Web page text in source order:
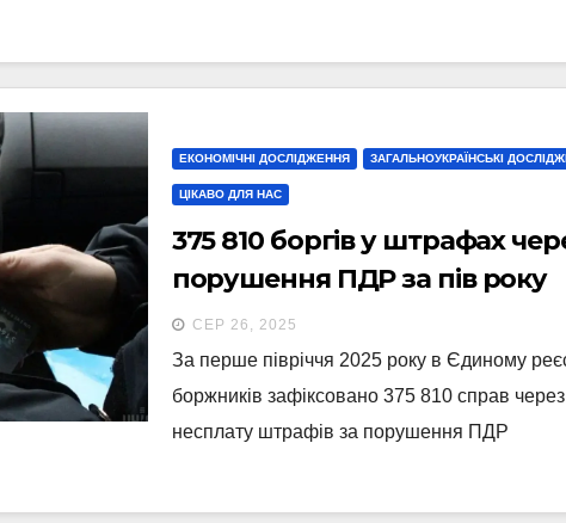
ЕКОНОМІЧНІ ДОСЛІДЖЕННЯ ЗАГАЛЬНОУКРАЇНСЬКІ
ЦІКАВО ДЛЯ НАС
375 810 боргів у штрафах
порушення ПДР за пів року
СЕР 26, 2025
За перше півріччя 2025 року в Єдиному
боржників зафіксовано 375 810 справ через
несплату штрафів за порушення ПДР